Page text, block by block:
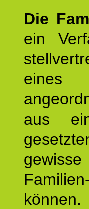
Die
ein
eines
aus
können.